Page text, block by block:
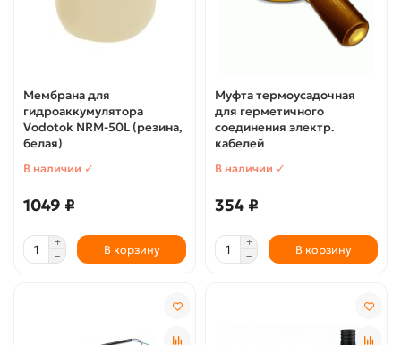
Мембрана для
гидроаккумулятора
Vodotok NRM-50L (резина,
белая)
В наличии ✓
1049 ₽
В корзину
Муфта термоусадочная
для герметичного
соединения электр.
кабелей
В наличии ✓
354 ₽
В корзину